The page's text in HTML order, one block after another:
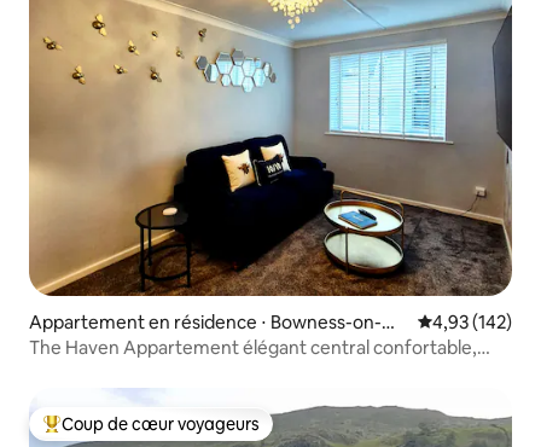
Appartement en résidence ⋅ Bowness-on-Wi
ndermere
Évaluation
4,93 (142)
The Haven Appartement élégant central confortable,
Coups de cœur voyageurs les plus appréciés
Coup de cœur voyageurs